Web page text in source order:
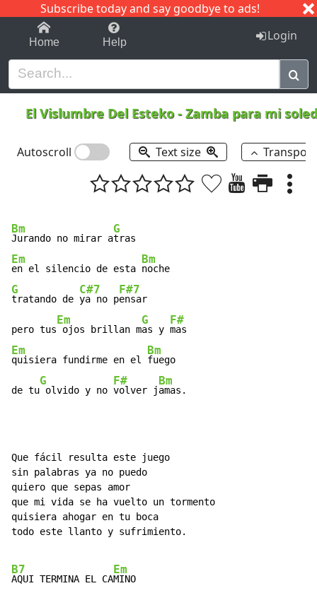
Subscribe today and say goodbye to ads!
1-9 C I J
Home Help Login
El Vislumbre Del Esteko-Zamba para mi
Autoscroll Text size
Bm
Jurando no mirar a
G
Em
en el silencio de esta
Bm
G
tratando de
C#7
ya no p
F#7
ensar
pero tus
Em
ojos brillan m
G
as y
F#
Em
quisiera fundirme en el
Bm
fuego
de tu
G
olvido y no
F#
volver j
Bm
amas.
Que fácil resulta este juego
sin palabras ya no puedo
quiero que sepas amor
que mi vida se ha vuelto un tormento
quisiera ahogar en tu boca
todo este llanto y sufrimiento.
B7
AQUI TERMINA EL CA
Em